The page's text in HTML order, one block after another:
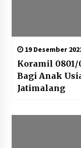
19 Desember
Koramil
Bagi Anak
Jatimalang